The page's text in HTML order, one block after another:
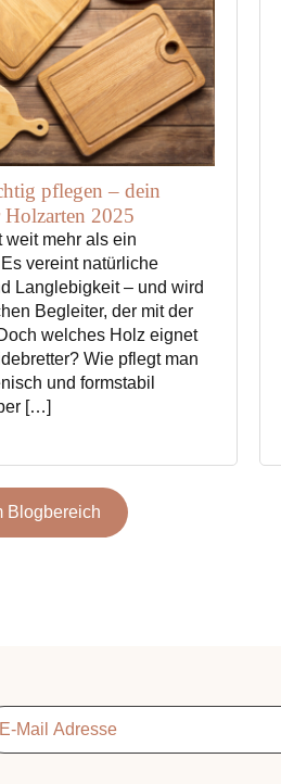
pflegen – dein
2025
weit mehr als ein
vereint natürliche
Langlebigkeit – und wird
Begleiter, der mit der
welches Holz eignet
Wie pflegt man
und formstabil
[…]
Blogbereich